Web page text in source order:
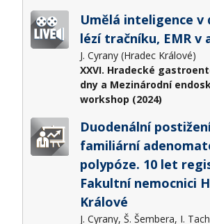
Umělá inteligence v
lézí tračníku, EMR v
J. Cyrany (Hradec Králové)
XXVI. Hradecké
dny a Mezinárodní
workshop (2024)
Duodenální
familiární
polypóze. 10 let
Fakultní nemocnici
Králové
J. Cyrany, Š. Šembera, I.